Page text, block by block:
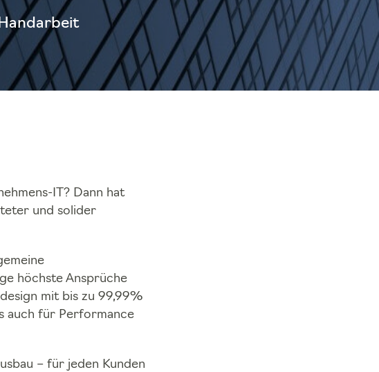
IT? Dann hat
und solider
höchste Ansprüche
mit bis zu 99,99%
auch für Performance
– für jeden Kunden